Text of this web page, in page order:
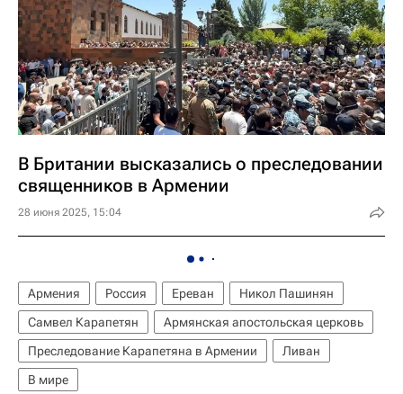
В Британии высказались о преследовании
священников в Армении
28 июня 2025, 15:04
Армения Россия Ереван
Никол Пашинян
Самвел Карапетян
Армянская апостольская церковь
Преследование Карапетяна в Армении
Ливан
В мире